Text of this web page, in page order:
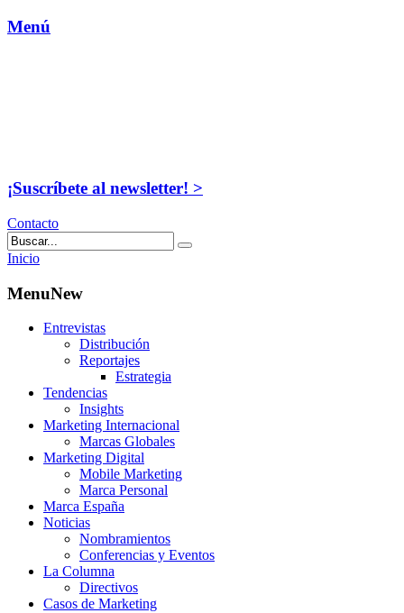
Menú
¡Suscríbete al newsletter! >
Contacto
Inicio
MenuNew
Entrevistas
Distribución
Reportajes
Estrategia
Tendencias
Insights
Marketing Internacional
Marcas Globales
Marketing Digital
Mobile Marketing
Marca Personal
Marca España
Noticias
Nombramientos
Conferencias y Eventos
La Columna
Directivos
Casos de Marketing